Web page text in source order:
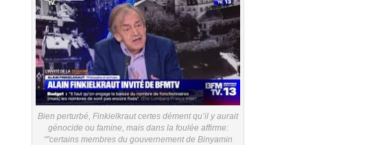
Bien perturbé, Finkielkraut certes dément qu’il y aurait
génocide ou famine, mais dans la foulée affirme:
“”certains membres du gouvernement de Binyamin